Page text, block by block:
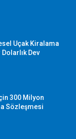
Uçak Kiralama
Dev
300 Milyon
Sözleşmesi